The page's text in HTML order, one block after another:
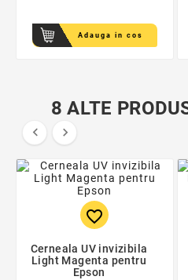
Adauga in cos
8 ALTE
 
favorite_border
Cerneala UV invizibila
Light Magenta pentru
Epson